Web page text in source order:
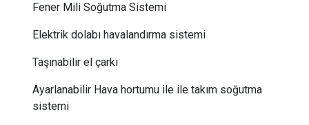
Fener Mili Soğutma Sistemi
Elektrik dolabı havalandırma sistemi
Taşınabilir el çarkı
Ayarlanabilir Hava hortumu ile ile takım soğutma
sistemi